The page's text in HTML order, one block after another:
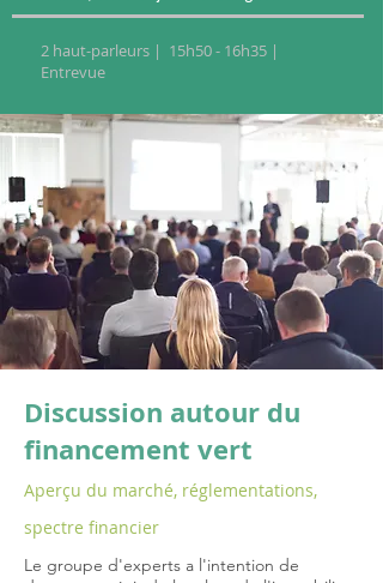
2 haut-parleurs | 15h50 - 16h35 |
Entrevue
Discussion autour du
financement vert
Aperçu du marché, réglementations,
spectre financier
Le groupe d'experts a l'intention de